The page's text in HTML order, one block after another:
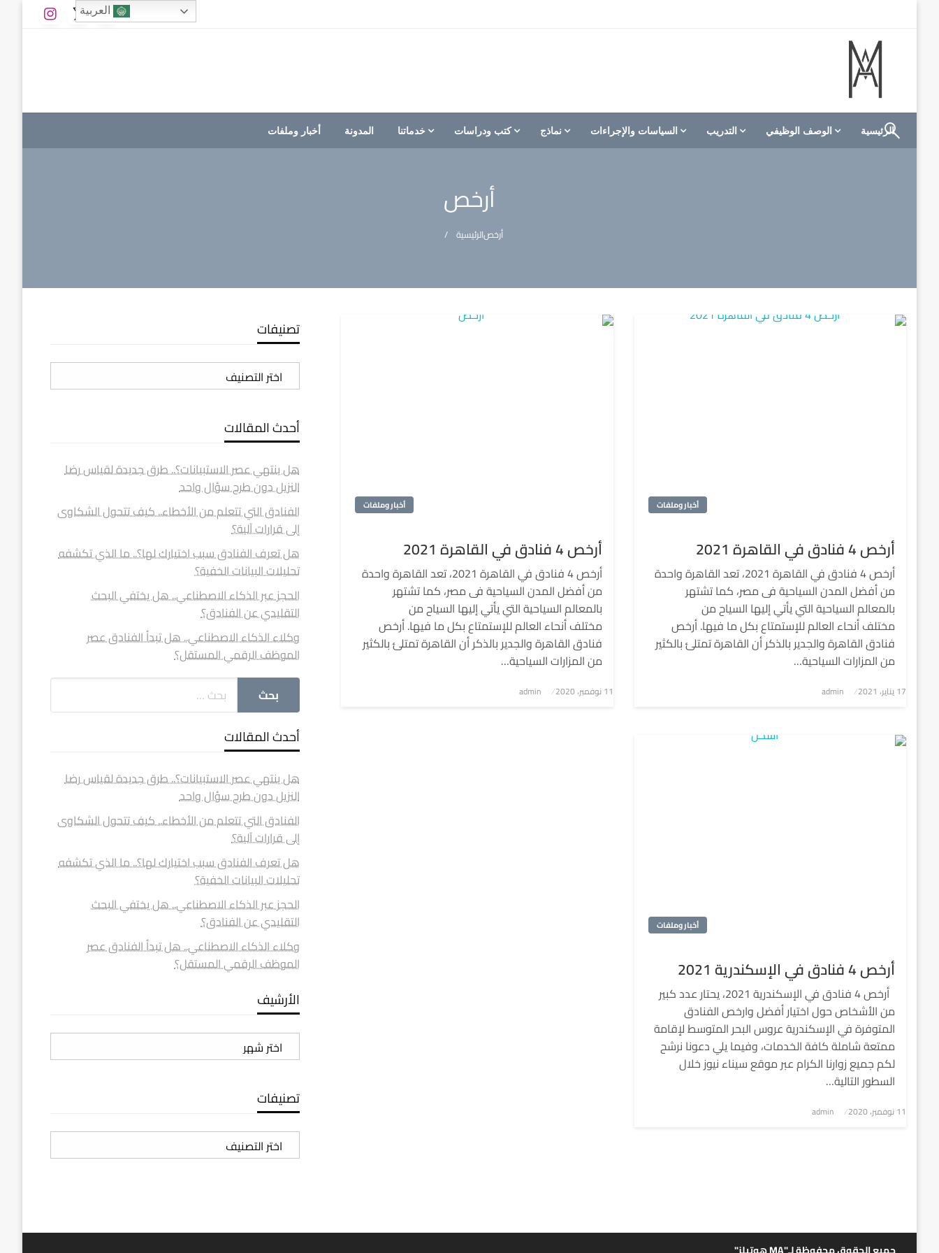
M A hotels | إم ايه هوتيلز
الموقع الأول للعاملين في الفنادق في العالم العربي
الرئيسية الوصف الوظيفي التدريب السياسات والإجراءات نماذج كتب ودراسات خدماتنا المدونة أخبار وملفات
أرخص
الرئيسيةأرخص
أخبار وملفات
أرخص 4 فنادق في القاهرة 2021
أرخص 4 فنادق في القاهرة 2021، تعد القاهرة واحدة
من أفضل المدن السياحية فى مصر، كما تشتهر
بالمعالم السياحية التي يأتي إليها السياح من
مختلف أنحاء العالم للإستمتاع بكل ما فيها. أرخص
فنادق القاهرة والجدير بالذكر أن القاهرة تمتلئ بالكثير
من المزارات السياحية…
نُشر
17 يناير، 2021 admin
أخبار وملفات
أرخص 4 فنادق في القاهرة 2021
أرخص 4 فنادق في القاهرة 2021، تعد القاهرة واحدة
من أفضل المدن السياحية فى مصر، كما تشتهر
بالمعالم السياحية التي يأتي إليها السياح من
مختلف أنحاء العالم للإستمتاع بكل ما فيها. أرخص
فنادق القاهرة والجدير بالذكر أن القاهرة تمتلئ بالكثير
من المزارات السياحية…
نُشر
11 نوفمبر، 2020 admin
أخبار وملفات
أرخص 4 فنادق في الإسكندرية 2021
أرخص 4 فنادق في الإسكندرية 2021، يحتار عدد كبير
من الأشخاص حول اختيار أفضل وارخص الفنادق
المتوفرة في الإسكندرية عروس البحر المتوسط لإقامة
ممتعة شاملة كافة الخدمات، وفيما يلي دعونا نرشح
لكم جميع زوارنا الكرام عبر موقع سيناء نيوز خلال
السطور التالية…
نُشر
11 نوفمبر، 2020 admin
تصنيفات
تصنيفات
أحدث المقالات
هل ينتهي عصر الاستبيانات؟.. طرق جديدة لقياس رضا
النزيل دون طرح سؤال واحد
الفنادق التي تتعلم من الأخطاء.. كيف تتحول الشكاوى
إلى قرارات آلية؟
هل تعرف الفنادق سبب اختيارك لها؟.. ما الذي تكشفه
تحليلات البيانات الخفية؟
الحجز عبر الذكاء الاصطناعي.. هل يختفي البحث
التقليدي عن الفنادق؟
وكلاء الذكاء الاصطناعي.. هل تبدأ الفنادق عصر
الموظف الرقمي المستقل؟
أحدث المقالات
هل ينتهي عصر الاستبيانات؟.. طرق جديدة لقياس رضا
النزيل دون طرح سؤال واحد
الفنادق التي تتعلم من الأخطاء.. كيف تتحول الشكاوى
إلى قرارات آلية؟
هل تعرف الفنادق سبب اختيارك لها؟.. ما الذي تكشفه
تحليلات البيانات الخفية؟
الحجز عبر الذكاء الاصطناعي.. هل يختفي البحث
التقليدي عن الفنادق؟
وكلاء الذكاء الاصطناعي.. هل تبدأ الفنادق عصر
الموظف الرقمي المستقل؟
الأرشيف
الأرشيف
تصنيفات
تصنيفات
العربية